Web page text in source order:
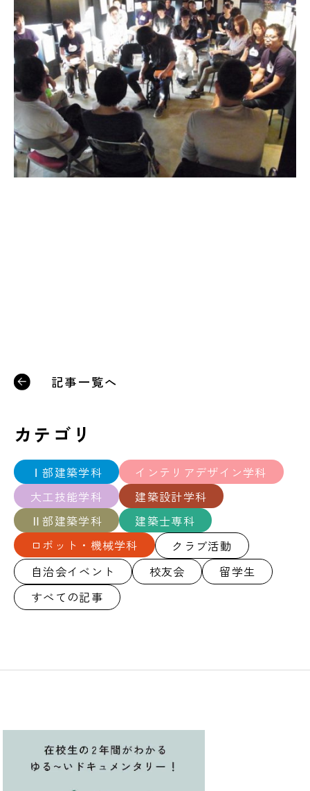
記事一覧へ
カテゴリ
Ⅰ部建築学科
インテリアデザイン学科
大工技能学科
建築設計学科
Ⅱ部建築学科
建築士専科
ロボット・機械学科
クラブ活動
自治会イベント
校友会
留学生
すべての記事